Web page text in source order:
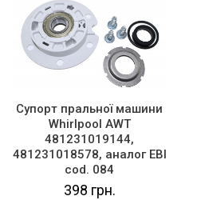
Супорт пральної машини
Whirlpool AWT
481231019144,
481231018578, аналог EBI
cod. 084
398 грн.